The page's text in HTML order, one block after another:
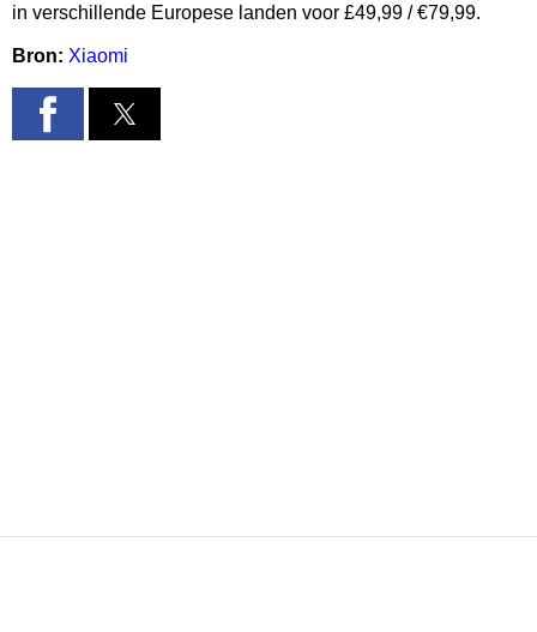
in verschillende Europese landen voor £49,99 / €79,99.
Bron: Xiaomi